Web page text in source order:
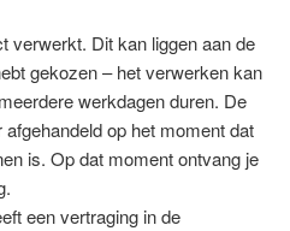
verwerkt. Dit kan liggen aan de
gekozen – het verwerken kan
werkdagen duren. De
op het moment dat
is. Op dat moment ontvang je
een vertraging in de